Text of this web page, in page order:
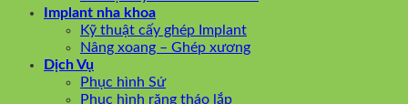
Implant nha khoa
Kỹ thuật cấy ghép Implant
Nâng xoang – Ghép xương
Dịch Vụ
Phục hình Sứ
Phục hình răng tháo lắp